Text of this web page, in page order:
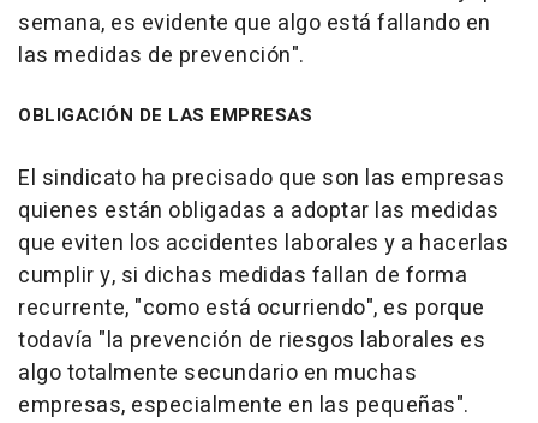
semana, es evidente que algo está fallando en
las medidas de prevención".
OBLIGACIÓN DE LAS EMPRESAS
El sindicato ha precisado que son las empresas
quienes están obligadas a adoptar las medidas
que eviten los accidentes laborales y a hacerlas
cumplir y, si dichas medidas fallan de forma
recurrente, "como está ocurriendo", es porque
todavía "la prevención de riesgos laborales es
algo totalmente secundario en muchas
empresas, especialmente en las pequeñas".